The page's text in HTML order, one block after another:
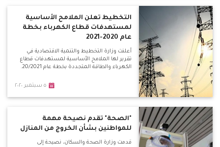
التخطيط تعلن الملامح الأساسية
لمستهدفات قطاع الكهرباء بخطة
عام 2020-2021
أعلنت وزارة التخطيط والتنمية الاقتصادية في
تقرير لها الملامح الأساسية لمستهدفات قطاع
الكهرباء والطاقة المتجددة بخطة عام 20/2021.
٥ سبتمبر ٢٠٢٠
"الصحة" تقدم نصيحة مهمة
للمواطنين بشأن الخروج من المنازل
قدمت وزارة الصحة والسكان، نصيحة إلى